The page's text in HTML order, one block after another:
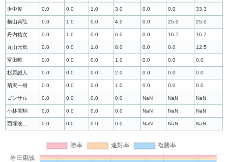
浜中俊 0.0 0.0 1.0 3.0 0.0 0.0 33.3
横山典弘 0.0 1.0 0.0 4.0 0.0 25.0 25.0
丹内祐次 0.0 1.0 0.0 6.0 0.0 16.7 16.7
丸山元気 0.0 0.0 1.0 8.0 0.0 0.0 12.5
富田暁 0.0 0.0 0.0 1.0 0.0 0.0 0.0
杉原誠人 0.0 0.0 0.0 2.0 0.0 0.0 0.0
菊沢一樹 0.0 0.0 0.0 1.0 0.0 0.0 0.0
ゴンサル 0.0 0.0 0.0 0.0 NaN NaN NaN
小林美駒 0.0 0.0 0.0 0.0 NaN NaN NaN
西塚洸二 0.0 0.0 0.0 0.0 NaN NaN NaN